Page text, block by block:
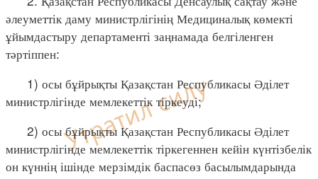
әлеуметтік даму министрлігінің Медициналық көмекті
ұйымдастыру департаменті заңнамада белгіленген
тәртіппен:
1) осы бұйрықты Қазақстан Республикасы Әділет
министрлігінде мемлекеттік тіркеуді;
2) осы бұйрықты Қазақстан Республикасы Әділет
министрлігінде мемлекеттік тіркегеннен кейін күнтізбелік
он күннің ішінде мерзімдік баспасөз басылымдарында